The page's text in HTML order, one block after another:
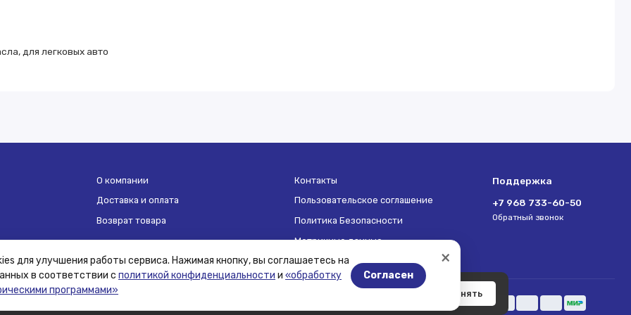
для легковых авто
средства сохранения предпочтений и анализа действий посетителей сайта.
Принять
О компании
Доставка и оплата
Возврат товара
Контакты
Пользовательское соглашение
Политика Безопасности
Метричные данные
Поддержка
+7 968 733-60-50
Обратный звонок
×
для улучшения работы сервиса. Нажимая кнопку, вы соглашаетесь на
в соответствии с политикой конфиденциальности и «обработку
программами»
Согласен